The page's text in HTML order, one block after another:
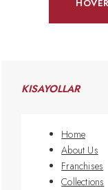
KISAYOLLAR
Home
About Us
Franchises
Collections